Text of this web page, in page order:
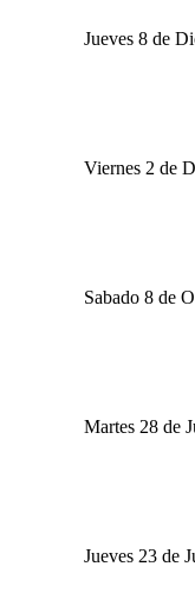
Jueves 8 de
Viernes 2 de
Sabado 8 de
Martes 28 de
Jueves 23 de